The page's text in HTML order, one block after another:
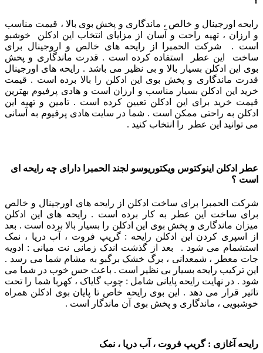
رایحه اورجینال و خالص ، ماندگاری و پخش بوی بالا ، قیمت مناسب
و ارزان ، تهیه راحت و آسان از مزایای انتخاب این ادکلن خوشبو
است . شرکت الحمبرا از رایحه های خالص و اروجینال برای
ساخت این عطر استفاده کرده است . قدرت ماندگاری و پخش
بوی این ادکلن بسیار بالا و بی نظیر می باشد . رایحه های اورجینال
قدرت ماندگاری و پخش بوی این ادکلن را بالا برده است . قیمت
خرید این ادکلن بسیار مناسب و ارزان است و هادی پرفیوم بهترین
قیمت خرید برای این ادکلن تعیین کرده است . تامین و تهیه این
ادکلن به راحتی ممکن است . شما در سایت هادی پرفیوم به آسانی
می توانید این عطر را انتخاب کنید .
عطر ادکلن اینوکتوس ویکتوریوسو لجند الحمبرا دارای چه رایحه ای
است ؟
شرکت الحمبرا برای ساخت ادکلن از رایحه های اورجینال و خالص
برای ساخت این عطر به کار برده است . رایحه های این ادکلن
میزان ماندگاری و پخش بوی این ادکلن را بسیار بالا برده است . بعد
از اسپری کردن این ادکلن رایحه : گریپ فروت ، آب دریا ، نمک
استشمام می شود . بعد از گذشت اندک زمانی نت میانی : ادویه
جات معطر ، شمعدانی ، برگ خشک برگبو به مشام شما می رسد .
این ترکیب رایحه بسیار بی نظیر است . باعث حس خوب در شما می
شود . در نهایت رایحه پایانی شامل : چوب گایاک ، کهربا شما را تحت
تاثیر قرار می دهد . این بوی رایحه خاص تا پایان بوی ادکلن همراه
خوشبویی ، ماندگاری و پخش بوی آن ماندگار است .
رایحه آغازی : گریپ فروت ، آب دریا ، نمک